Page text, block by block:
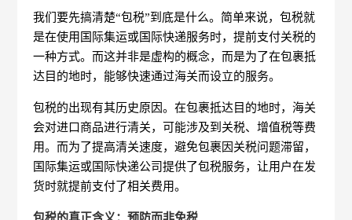
我们要先搞清楚“包税”到底是什么。简单来说，包税就
是在使用国际集运或国际快递服务时，提前支付关税的
一种方式。而这并非是虚构的概念，而是为了在包裹抵
达目的地时，能够快速通过海关而设立的服务。
包税的出现有其历史原因。在包裹抵达目的地时，海关
会对进口商品进行清关，可能涉及到关税、增值税等费
用。而为了提高清关速度，避免包裹因关税问题滞留，
国际集运或国际快递公司提供了包税服务，让用户在发
货时就提前支付了相关费用。